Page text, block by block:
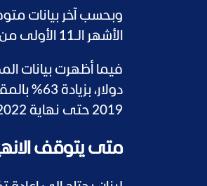
الأشهر الـ11 الأولى من العام الماضي.
2019 حتى نهاية 2022، نحو 21.5 مليار دولار.
متى يتوقف